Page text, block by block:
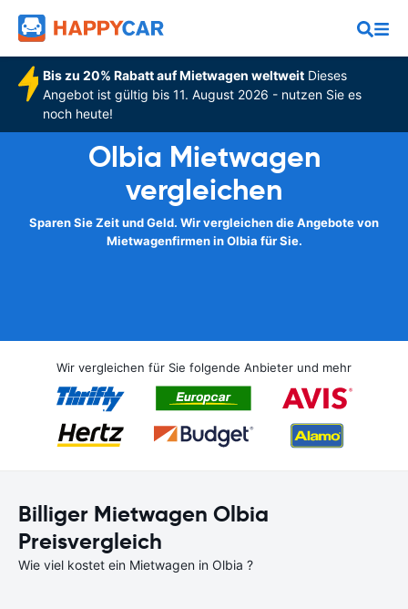
Bis zu 20% Rabatt auf Mietwagen weltweitDieses
Angebot ist gültig bis 11. August 2026 - nutzen Sie es
noch heute!
Olbia Mietwagen
vergleichen
Sparen Sie Zeit und Geld. Wir vergleichen die Angebote von
Mietwagenfirmen in Olbia für Sie.
Wir vergleichen für Sie folgende Anbieter und mehr
Billiger Mietwagen Olbia
Preisvergleich
Wie viel kostet ein Mietwagen in Olbia ?